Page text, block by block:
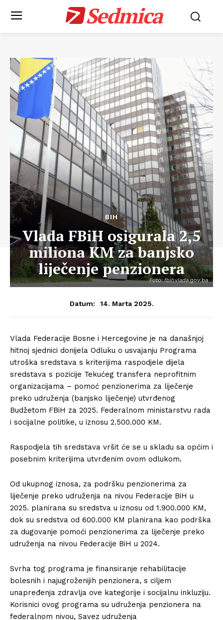
Sedmica
Foto: fbihvlada.gov.ba
BIH
Vlada FBiH osigurala 2,5
miliona KM za banjsko
liječenje penzionera
Datum: 14. Marta 2025.
Vlada Federacije Bosne i Hercegovine je na današnjoj
hitnoj sjednici donijela Odluku o usvajanju Programa
utroška sredstava s kriterijima raspodjele dijela
sredstava s pozicije Tekućeg transfera neprofitnim
organizacijama – pomoć penzionerima za liječenje
preko udruženja (banjsko liječenje) utvrđenog
Budžetom FBiH za 2025. Federalnom ministarstvu rada
i socijalne politike, u iznosu 2.500.000 KM.
Raspodjela tih sredstava vršit će se u skladu sa općim i
posebnim kriterijima utvrđenim ovom odlukom.
Od ukupnog iznosa, za podršku penzionerima za
liječenje preko udruženja na nivou Federacije BiH u
2025. planirana su sredstva u iznosu od 1.900.000 KM,
dok su sredstva od 600.000 KM planirana kao podrška
za dugovanje pomoći penzionerima za liječenje preko
udruženja na nivou Federacije BiH u 2024.
Svrha tog programa je finansiranje rehabilitacije
bolesnih i najugroženijih penzionera, s ciljem
unapređenja zdravlja ove kategorije i socijalnu inkluziju.
Korisnici ovog programa su udruženja penzionera na
federalnom nivou, Savez udruženja